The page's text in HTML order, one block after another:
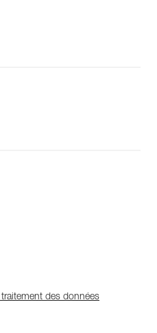
des données